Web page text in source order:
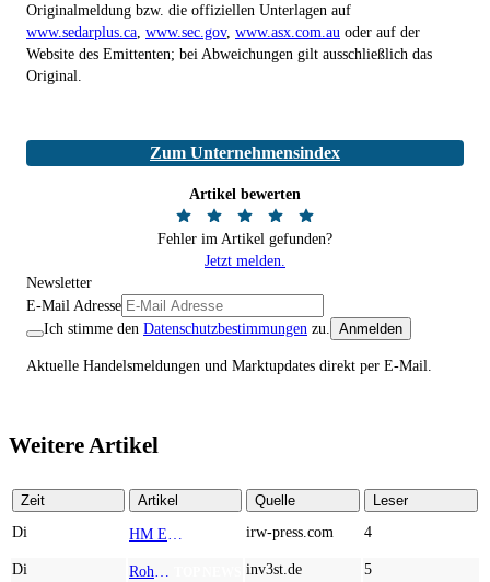
Originalmeldung bzw. die offiziellen Unterlagen auf
www.sedarplus.ca www.sec.gov, www.asx.com.au oder auf der
Website des Emittenten; bei Abweichungen gilt ausschließlich das
Original.
Zum Unternehmensindex
Artikel bewerten
Fehler im Artikel gefunden?
Jetzt melden.
Newsletter
E-Mail Adresse
Ich stimme den Datenschutzbestimmungen zu. Anmelden
Aktuelle Handelsmeldungen und Marktupdates direkt per E-Mail.
Weitere Artikel
Zeit Artikel Quelle
Leser
Di
irw-press.com 4
Di inv3st.de 5